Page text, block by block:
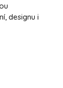
designu i